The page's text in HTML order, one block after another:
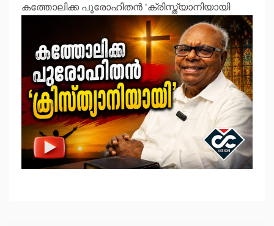
കത്തോലിക്ക പുരോഹിതന്‍ 'ക്രിസ്ത്യാനിയായി